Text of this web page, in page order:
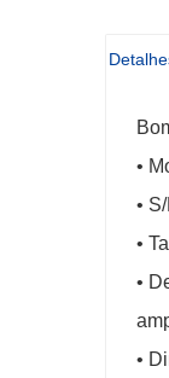
•
•
•
•
•